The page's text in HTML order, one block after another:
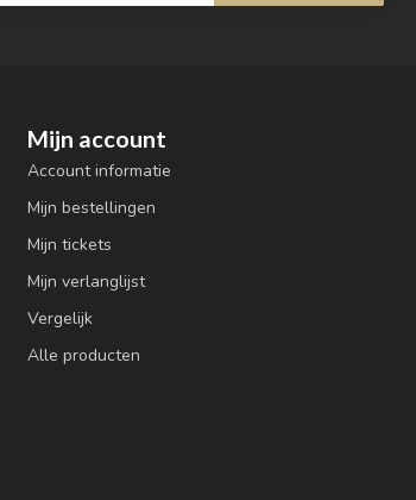
Mijn account
Account informatie
Mijn bestellingen
Mijn tickets
Mijn verlanglijst
Vergelijk
Alle producten